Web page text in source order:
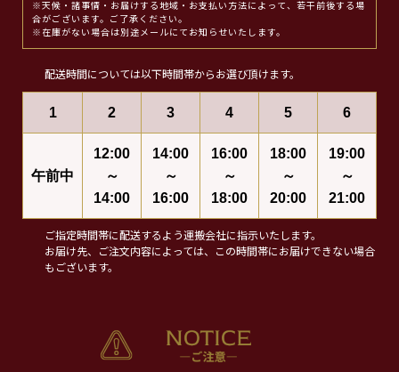
※天候・諸事情・お届けする地域・お支払い方法によって、若干前後する場
合がございます。ご了承ください。
※在庫がない場合は別途メールにてお知らせいたします。
配送時間については以下時間帯からお選び頂けます。
1 2 3 4 5 6
午前中
12:00
～
14:00
14:00
～
16:00
16:00
～
18:00
18:00
～
20:00
19:00
～
21:00
ご指定時間帯に配送するよう運搬会社に指示いたします。
お届け先、ご注文内容によっては、この時間帯にお届けできない場合
もございます。